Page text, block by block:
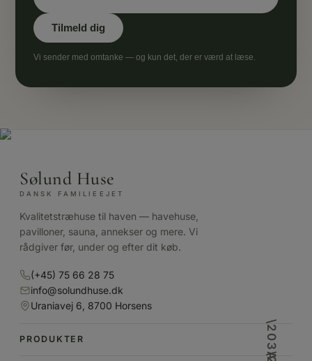
Vi sender med omtanke — og kun det, der er værd at læse.
Sølund Huse
DANSK FAMILIEEJET
Kvalitetstræhuse til haven — havehuse,
pavilloner, sauna, annekser og mere. Vi
rådgiver før, under og efter dit køb.
(+45) 75 66 28 75
info@solundhuse.dk
Uraniavej 6, 8700 Horsens
PRODUKTER